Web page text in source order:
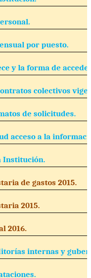
por puesto.
y la forma de
colectivos
de solicitudes.
acceso a la
Institución.
de gastos
2015.
internas y